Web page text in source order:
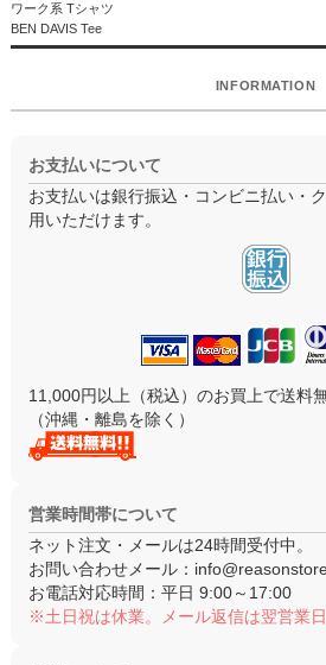
ワーク系 Tシャツ
BEN DAVIS Tee
INFORMATION
お支払いについて
お支払いは銀行振込・コンビニ払い・
用いただけます。
11,000円以上（税込）のお買上で送料
（沖縄・離島を除く）
営業時間帯について
ネット注文・メールは24時間受付中。
お問い合わせメール：
お電話対応時間： 平日 9:00～17:00
※土日祝は休業。メール返信は翌営業日